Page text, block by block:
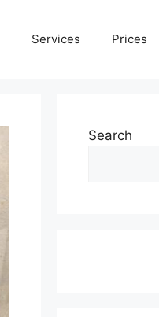
Services Prices
Search